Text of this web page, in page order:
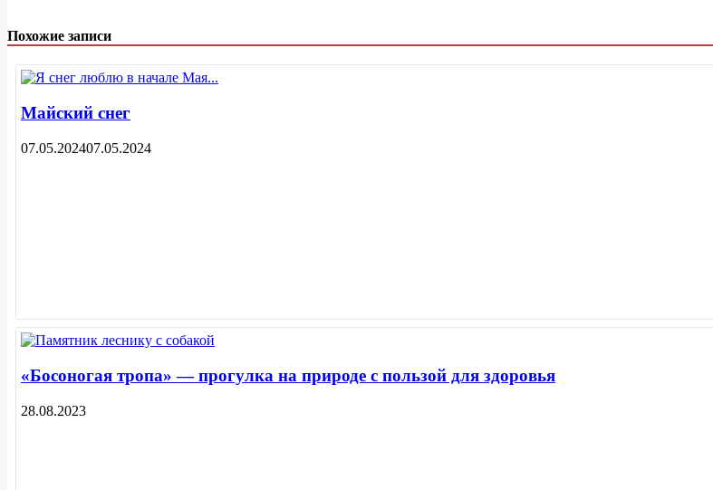
Похожие записи
Майский снег
07.05.202407.05.2024
«Босоногая тропа» — прогулка на природе с пользой для здоровья
28.08.2023